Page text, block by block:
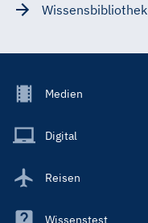
Wissensbibliothek
Footer
Main
Medien
Digital
Reisen
Wissenstest